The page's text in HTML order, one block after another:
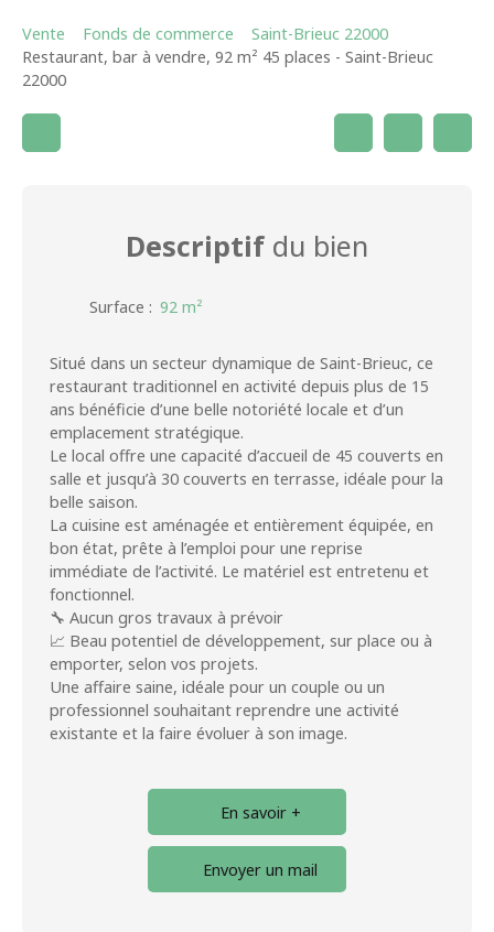
Vente Fonds de commerce
Saint-Brieuc 22000
Restaurant, bar à vendre, 92 m² 45 places - Saint-Brieuc
22000
Descriptif du bien
Surface : 92 m²
Situé dans un secteur dynamique de Saint-Brieuc, ce
restaurant traditionnel en activité depuis plus de 15
ans bénéficie d’une belle notoriété locale et d’un
emplacement stratégique.
Le local offre une capacité d’accueil de 45 couverts en
salle et jusqu’à 30 couverts en terrasse, idéale pour la
belle saison.
La cuisine est aménagée et entièrement équipée, en
bon état, prête à l’emploi pour une reprise
immédiate de l’activité. Le matériel est entretenu et
fonctionnel.
🔧 Aucun gros travaux à prévoir
📈 Beau potentiel de développement, sur place ou à
emporter, selon vos projets.
Une affaire saine, idéale pour un couple ou un
professionnel souhaitant reprendre une activité
existante et la faire évoluer à son image.
En savoir +
Envoyer un mail